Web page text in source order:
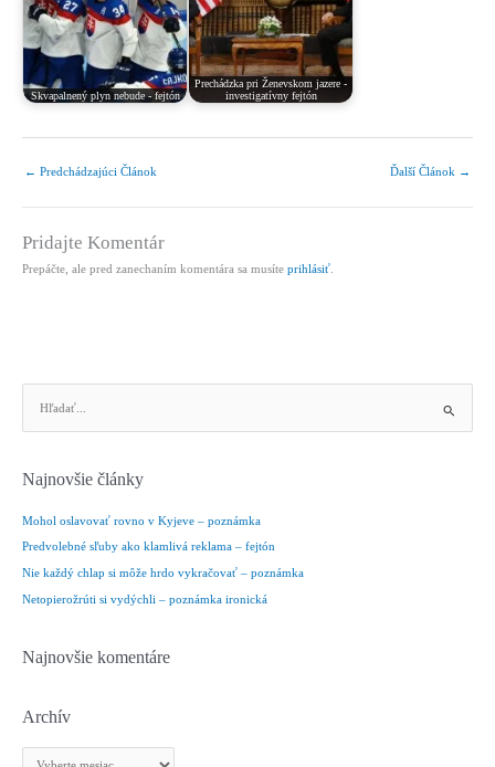
Skvapalnený plyn nebude - fejtón
Prechádzka pri Ženevskom jazere -
investigatívny fejtón
← Predchádzajúci Článok Ďalší Článok →
Pridajte Komentár
Prepáčte, ale pred zanechaním komentára sa musíte prihlásiť
a
:
Najnovšie články
Mohol oslavovať rovno v Kyjeve – poznámka
Predvolebné sľuby ako klamlivá reklama – fejtón
Nie každý chlap si môže hrdo vykračovať – poznámka
Netopierožrúti si vydýchli – poznámka ironická
Najnovšie komentáre
Archív